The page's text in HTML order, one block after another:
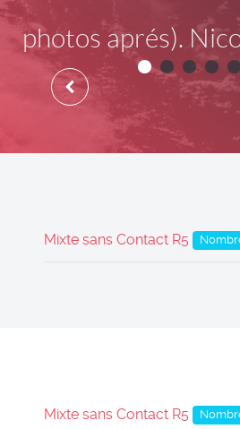
photos aprés).
Mixte sans Contact R5
Mixte sans Contact R5